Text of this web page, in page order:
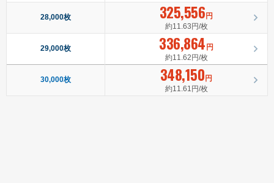
28,000枚 325,556円
約11.63円/枚
29,000枚 336,864 円
約11.62円/枚
30,000枚 348,150円
約11.61円/枚